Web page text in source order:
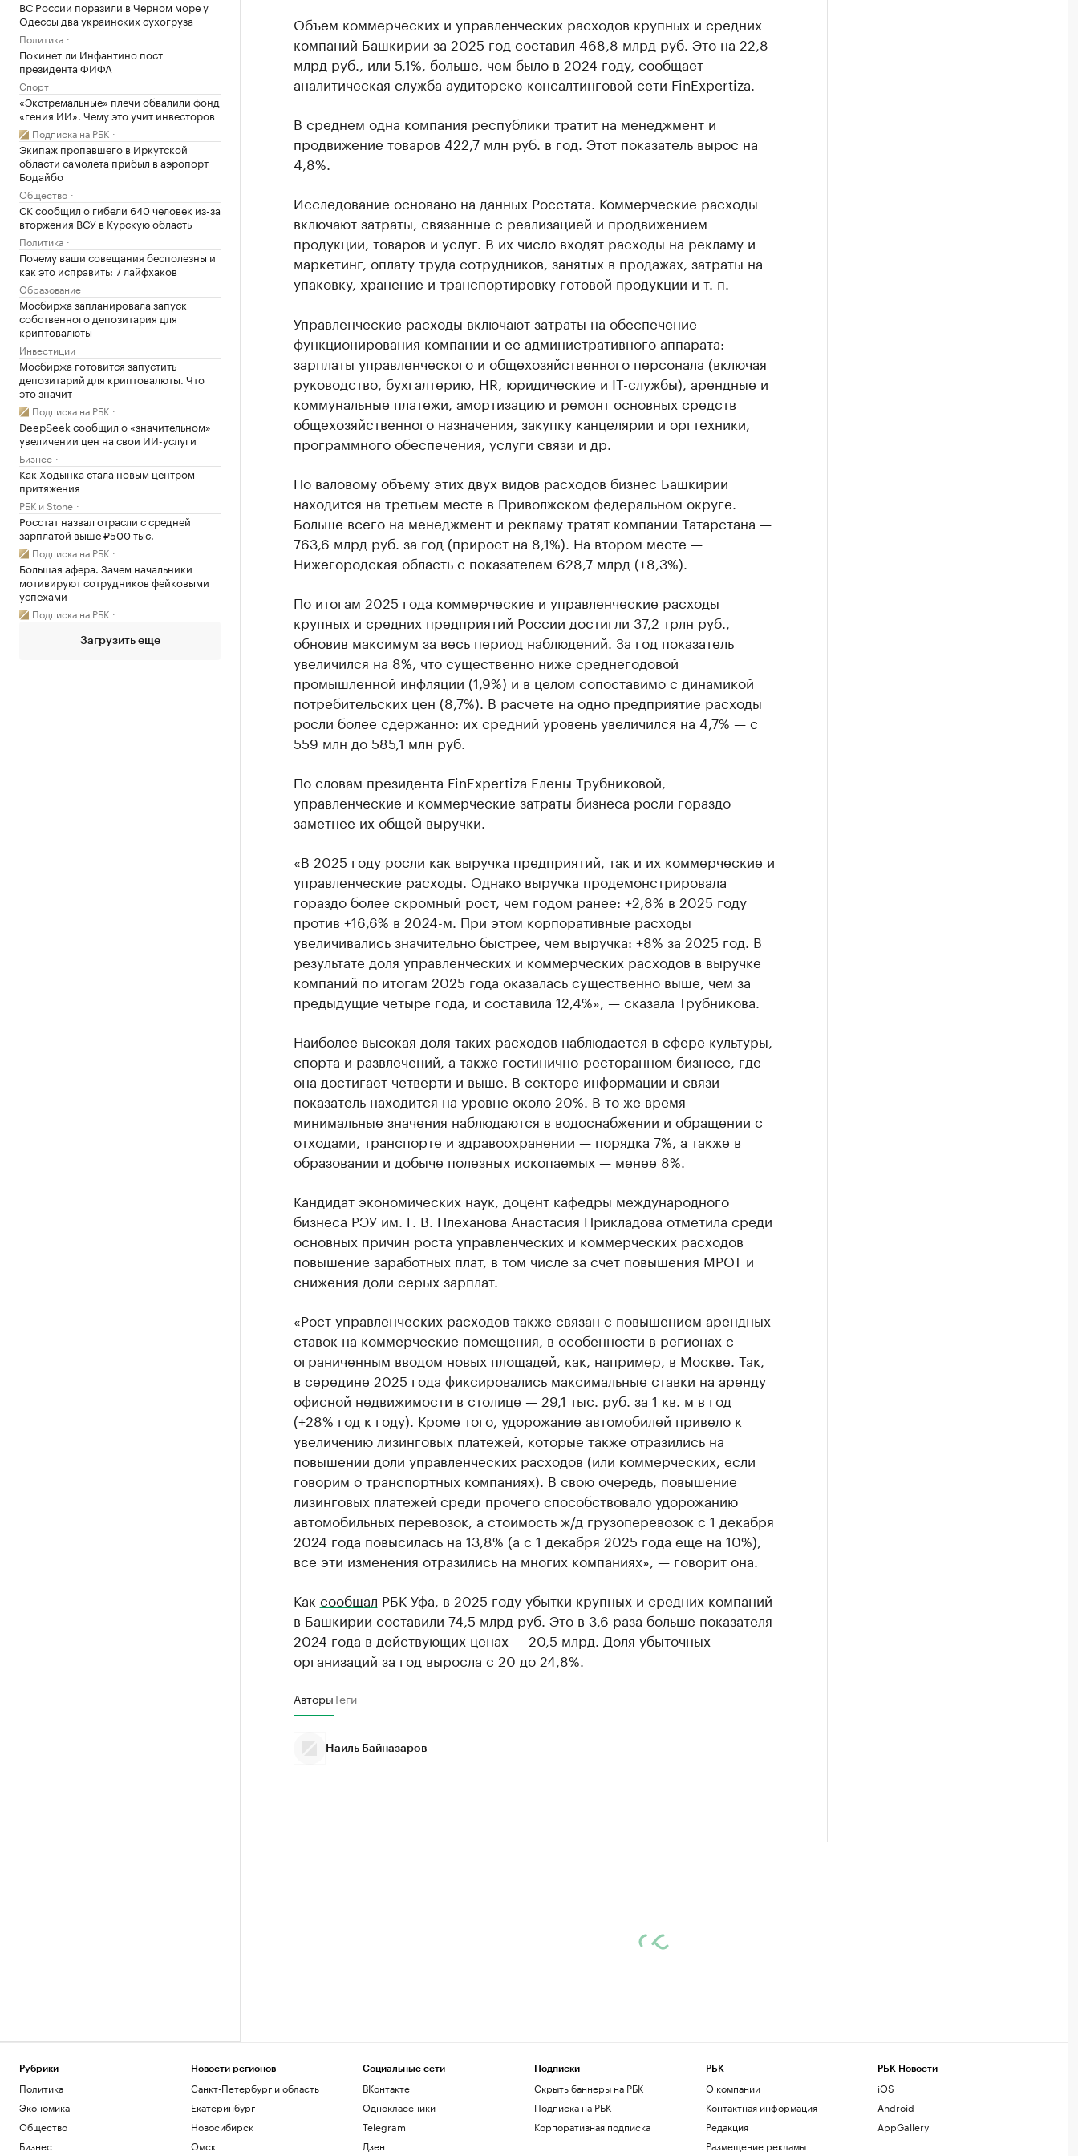
ВС России поразили в Черном море у
Одессы два украинских сухогруза
Политика
Покинет ли Инфантино пост
президента ФИФА
Спорт
«Экстремальные» плечи обвалили фонд
«гения ИИ». Чему это учит инвесторов
Подписка на РБК
Экипаж пропавшего в Иркутской
области самолета прибыл в аэропорт
Бодайбо
Общество
СК сообщил о гибели 640 человек из-за
вторжения ВСУ в Курскую область
Политика
Почему ваши совещания бесполезны и
как это исправить: 7 лайфхаков
Образование
Мосбиржа запланировала запуск
собственного депозитария для
криптовалюты
Инвестиции
Мосбиржа готовится запустить
депозитарий для криптовалюты. Что
это значит
Подписка на РБК
DeepSeek сообщил о «значительном»
увеличении цен на свои ИИ-услуги
Бизнес
Как Ходынка стала новым центром
притяжения
РБК и Stone
Росстат назвал отрасли с средней
зарплатой выше ₽500 тыс.
Подписка на РБК
Большая афера. Зачем начальники
мотивируют сотрудников фейковыми
успехами
Подписка на РБК
Загрузить еще
Объем коммерческих и управленческих расходов крупных и средних
компаний Башкирии за 2025 год составил 468,8 млрд руб. Это на 22,8
млрд руб., или 5,1%, больше, чем было в 2024 году, сообщает
аналитическая служба аудиторско-консалтинговой сети FinExpertiza.
В среднем одна компания республики тратит на менеджмент и
продвижение товаров 422,7 млн руб. в год. Этот показатель вырос на
4,8%.
Исследование основано на данных Росстата. Коммерческие расходы
включают затраты, связанные с реализацией и продвижением
продукции, товаров и услуг. В их число входят расходы на рекламу и
маркетинг, оплату труда сотрудников, занятых в продажах, затраты на
упаковку, хранение и транспортировку готовой продукции и т. п.
Управленческие расходы включают затраты на обеспечение
функционирования компании и ее административного аппарата:
зарплаты управленческого и общехозяйственного персонала (включая
руководство, бухгалтерию, HR, юридические и IT-службы), арендные и
коммунальные платежи, амортизацию и ремонт основных средств
общехозяйственного назначения, закупку канцелярии и оргтехники,
программного обеспечения, услуги связи и др.
По валовому объему этих двух видов расходов бизнес Башкирии
находится на третьем месте в Приволжском федеральном округе.
Больше всего на менеджмент и рекламу тратят компании Татарстана —
763,6 млрд руб. за год (прирост на 8,1%). На втором месте —
Нижегородская область с показателем 628,7 млрд (+8,3%).
По итогам 2025 года коммерческие и управленческие расходы
крупных и средних предприятий России достигли 37,2 трлн руб.,
обновив максимум за весь период наблюдений. За год показатель
увеличился на 8%, что существенно ниже среднегодовой
промышленной инфляции (1,9%) и в целом сопоставимо с динамикой
потребительских цен (8,7%). В расчете на одно предприятие расходы
росли более сдержанно: их средний уровень увеличился на 4,7% — с
559 млн до 585,1 млн руб.
По словам президента FinExpertiza Елены Трубниковой,
управленческие и коммерческие затраты бизнеса росли гораздо
заметнее их общей выручки.
«В 2025 году росли как выручка предприятий, так и их коммерческие и
управленческие расходы. Однако выручка продемонстрировала
гораздо более скромный рост, чем годом ранее: +2,8% в 2025 году
против +16,6% в 2024-м. При этом корпоративные расходы
увеличивались значительно быстрее, чем выручка: +8% за 2025 год. В
результате доля управленческих и коммерческих расходов в выручке
компаний по итогам 2025 года оказалась существенно выше, чем за
предыдущие четыре года, и составила 12,4%», — сказала Трубникова.
Наиболее высокая доля таких расходов наблюдается в сфере культуры,
спорта и развлечений, а также гостинично-ресторанном бизнесе, где
она достигает четверти и выше. В секторе информации и связи
показатель находится на уровне около 20%. В то же время
минимальные значения наблюдаются в водоснабжении и обращении с
отходами, транспорте и здравоохранении — порядка 7%, а также в
образовании и добыче полезных ископаемых — менее 8%.
Кандидат экономических наук, доцент кафедры международного
бизнеса РЭУ им. Г. В. Плеханова Анастасия Прикладова отметила среди
основных причин роста управленческих и коммерческих расходов
повышение заработных плат, в том числе за счет повышения МРОТ и
снижения доли серых зарплат.
«Рост управленческих расходов также связан с повышением арендных
ставок на коммерческие помещения, в особенности в регионах с
ограниченным вводом новых площадей, как, например, в Москве. Так,
в середине 2025 года фиксировались максимальные ставки на аренду
офисной недвижимости в столице — 29,1 тыс. руб. за 1 кв. м в год
(+28% год к году). Кроме того, удорожание автомобилей привело к
увеличению лизинговых платежей, которые также отразились на
повышении доли управленческих расходов (или коммерческих, если
говорим о транспортных компаниях). В свою очередь, повышение
лизинговых платежей среди прочего способствовало удорожанию
автомобильных перевозок, а стоимость ж/д грузоперевозок с 1 декабря
2024 года повысилась на 13,8% (а с 1 декабря 2025 года еще на 10%),
все эти изменения отразились на многих компаниях», — говорит она.
Как сообщал РБК Уфа, в 2025 году убытки крупных и средних компаний
в Башкирии составили 74,5 млрд руб. Это в 3,6 раза больше показателя
2024 года в действующих ценах — 20,5 млрд. Доля убыточных
организаций за год выросла с 20 до 24,8%.
АвторыТеги
Наиль Байназаров
Рубрики
Политика
Экономика
Общество
Бизнес
Новости регионов
Санкт-Петербург и область
Екатеринбург
Новосибирск
Омск
Социальные сети
ВКонтакте
Одноклассники
Telegram
Дзен
Подписки
Скрыть баннеры на РБК
Подписка на РБК
Корпоративная подписка
РБК
О компании
Контактная информация
Редакция
Размещение рекламы
РБК Новости
iOS
Android
AppGallery